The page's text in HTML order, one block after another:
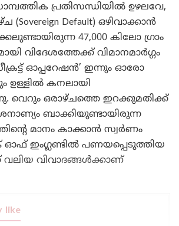
പ്രതിസന്ധിയിൽ ഉഴലവേ,
(Sovereign Default) ഒഴിവാക്കാൻ
47,000 കിലോ ഗ്രാം
വിദേശത്തേക്ക് വിമാനമാർഗ്ഗം
ഓപ്പറേഷൻ’ ഇന്നും ഓരോ
ഉള്ളിൽ കനലായി
വെറും ഒരാഴ്ചത്തെ ഇറക്കുമതിക്ക്
ബാക്കിയുണ്ടായിരുന്ന
മാനം കാക്കാൻ സ്വർണം
ഓഫ് ഇംഗ്ലണ്ടിൽ പണയപ്പെടുത്തിയ
വിവാദങ്ങൾക്കാണ്
like